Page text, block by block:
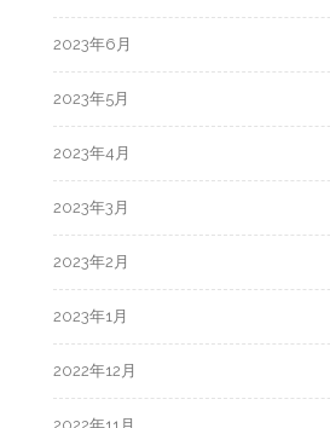
2023年6月
2023年5月
2023年4月
2023年3月
2023年2月
2023年1月
2022年12月